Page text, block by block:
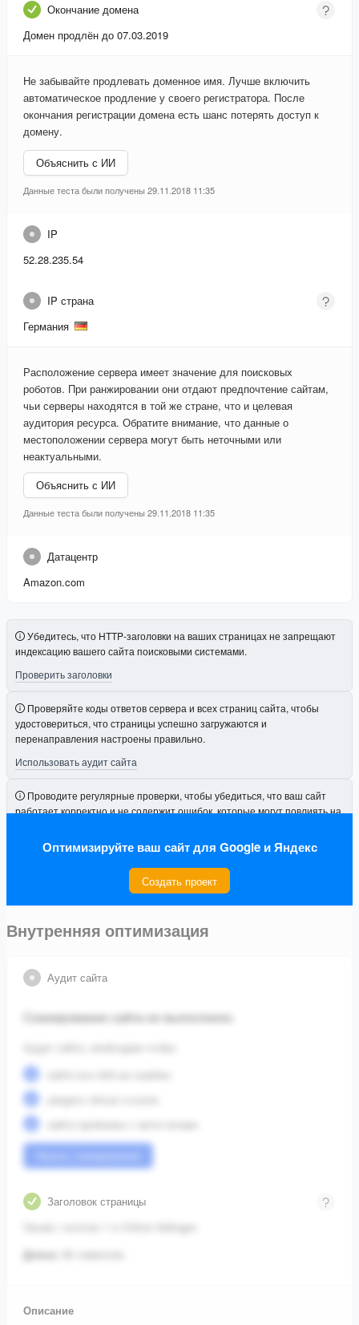
Окончание домена
Домен продлён до 07.03.2019
Не забывайте продлевать доменное имя. Лучше включить
автоматическое продление у своего регистратора. После
окончания регистрации домена есть шанс потерять доступ к
домену.
Объяснить с ИИ
Данные теста были получены 29.11.2018 11:35
IP
52.28.235.54
IP страна
Германия
Расположение сервера имеет значение для поисковых
роботов. При ранжировании они отдают предпочтение сайтам,
чьи серверы находятся в той же стране, что и целевая
аудитория ресурса. Обратите внимание, что данные о
местоположении сервера могут быть неточными или
неактуальными.
Объяснить с ИИ
Данные теста были получены 29.11.2018 11:35
Датацентр
Amazon.com
Убедитесь, что HTTP-заголовки на ваших страницах не запрещают
индексацию вашего сайта поисковыми системами.
Проверить заголовки
Проверяйте коды ответов сервера и всех страниц сайта, чтобы
удостовериться, что страницы успешно загружаются и
перенаправления настроены правильно.
Использовать аудит сайта
Проводите регулярные проверки, чтобы убедиться, что ваш сайт
работает корректно и не содержит ошибок, которые могут повлиять на
Подключить проект
Оптимизируйте ваш сайт для Google и Яндекс
Создать проект
Внутренняя оптимизация
Аудит сайта
Сканирование сайта не выполнено.
Аудит сайта, необходим чтобы:
увидеть битые ссылки;
Заголовок страницы
Vavato: nummer 1 in Online Veilingen
Длина:
36 символов.
Описание